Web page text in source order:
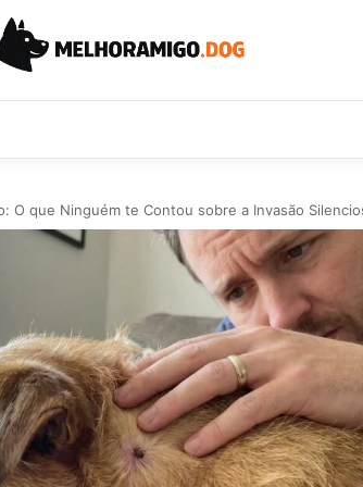
O que Ninguém te Contou sobre a Invasão